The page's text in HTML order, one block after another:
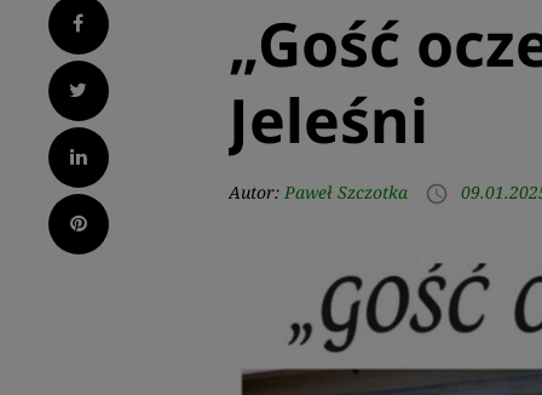
Facebook
Twitter
LinkedIn
Pinterest
„Gość
Jeleśni
Autor: Paweł Szczotka access_time